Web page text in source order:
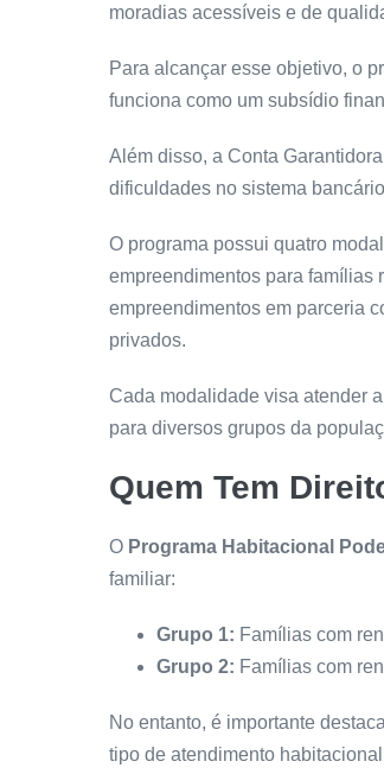
moradias acessíveis e de
Para alcançar esse objetivo, o
funciona como um subsídio
Além disso, a Conta
dificuldades no sistema
O programa possui quatro
empreendimentos para famílias
empreendimentos em parceria
privados.
Cada modalidade visa atender
para diversos grupos da
Quem Tem
O Programa Habitacional
familiar:
Grupo 1: Famílias com
Grupo 2: Famílias com
No entanto, é importante
tipo de atendimento